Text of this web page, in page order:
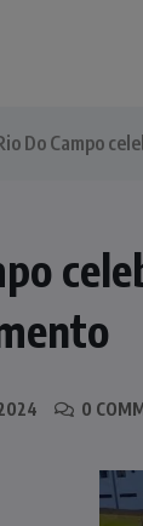
Do Campo
0